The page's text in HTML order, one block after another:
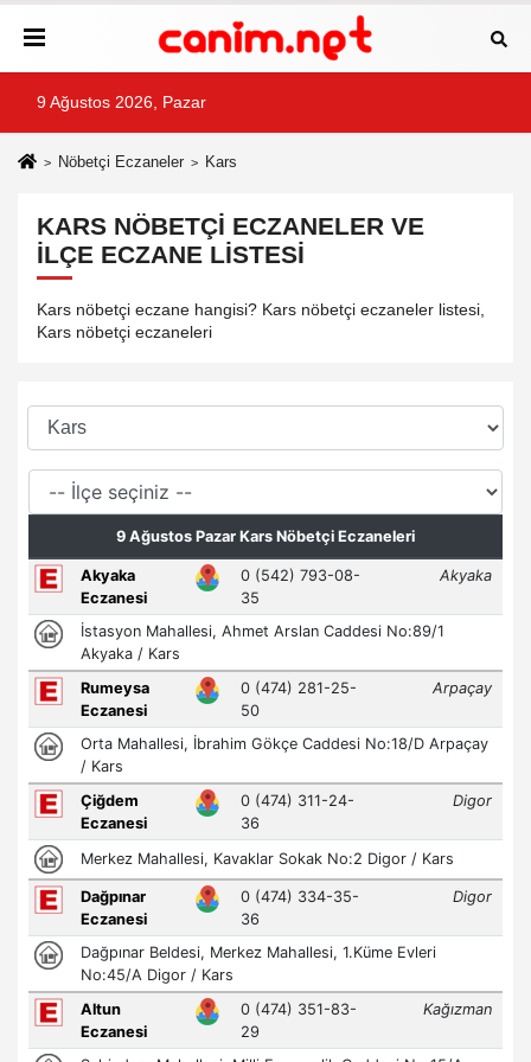
9 Ağustos 2026, Pazar
Nöbetçi Eczaneler Kars
KARS NÖBETÇI ECZANELER VE
İLÇE ECZANE LISTESI
Kars nöbetçi eczane hangisi? Kars nöbetçi eczaneler listesi,
Kars nöbetçi eczaneleri